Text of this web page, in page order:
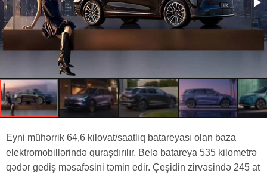
Eyni mühərrik 64,6 kilovat/saatlıq batareyası olan baza
elektromobillərində quraşdırılır. Belə batareya 535 kilometrə
qədər gediş məsafəsini təmin edir. Çeşidin zirvəsində 245 at